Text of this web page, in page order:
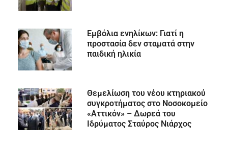
Εμβόλια ενηλίκων: Γιατί η
προστασία δεν σταματά στην
παιδική ηλικία
Θεμελίωση του νέου κτηριακού
συγκροτήματος στο Νοσοκομείο
«Αττικόν» – Δωρεά του
Ιδρύματος Σταύρος Νιάρχος